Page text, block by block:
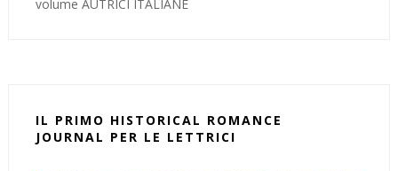
volume AUTRICI ITALIANE
IL PRIMO HISTORICAL ROMANCE
JOURNAL PER LE LETTRICI